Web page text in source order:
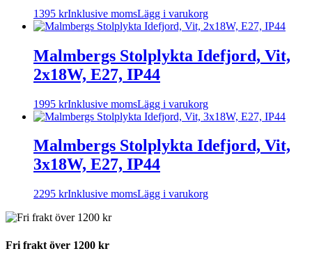
1395 krInklusive momsLägg i varukorg
Malmbergs Stolplykta Idefjord, Vit,
2x18W, E27, IP44
1995 krInklusive momsLägg i varukorg
Malmbergs Stolplykta Idefjord, Vit,
3x18W, E27, IP44
2295 krInklusive momsLägg i varukorg
Fri frakt över 1200 kr